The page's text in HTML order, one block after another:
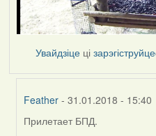
Увайдзіце ці
Feather - 31.01.2018 - 15:40
In
Прилетает БПД.